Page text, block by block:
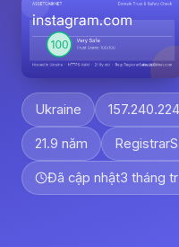
Ukraine
21.9 năm
Đã cập nhật3 tháng